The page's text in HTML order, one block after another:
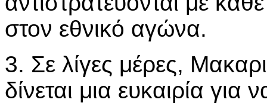
στον εθνικό αγώνα.
3. Σε λίγες μέρες,
δίνεται μια ευκαιρία για